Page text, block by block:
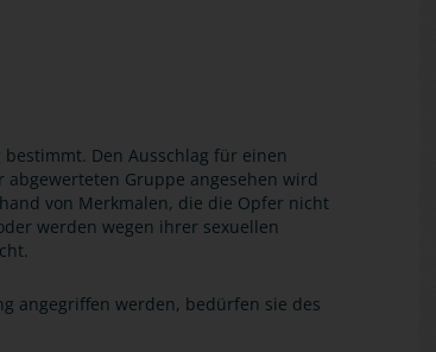
Den Ausschlag für einen
Gruppe angesehen wird
von Merkmalen, die die Opfer nicht
werden wegen ihrer sexuellen
angegriffen werden, bedürfen sie des